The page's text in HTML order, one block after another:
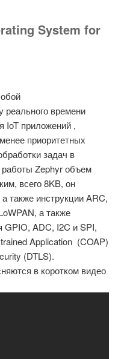
System for
реального времени
IoT приложений ,
приоритетных
задач в
Zephyr объем
всего 8KB, он
также инструкции ARC,
а также
ADC, I2C и SPI,
Application (COAP)
(DTLS).
в коротком видео